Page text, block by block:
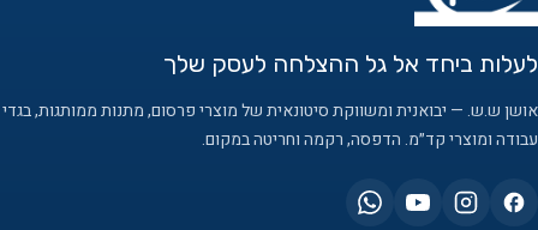
לעלות ביחד אל גל ההצלחה לעסק שלך
אושן ש.ש. — יבואנית ומשווקת סיטונאית של מוצרי פרסום, מתנות ממותגות, בגדי
עבודה ומוצרי קד״מ. הדפסה, רקמה וחריטה במקום.